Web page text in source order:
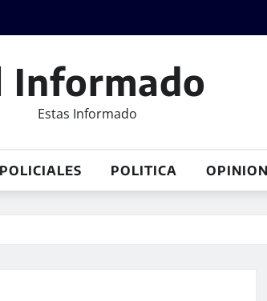
Informado
Estas Informado
POLICIALES POLITICA OPINION